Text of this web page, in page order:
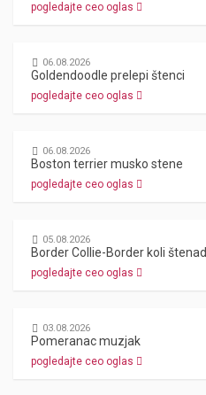
pogledajte ceo oglas
06.08.2026
Goldendoodle prelepi štenci
pogledajte ceo oglas
06.08.2026
Boston terrier musko stene
pogledajte ceo oglas
05.08.2026
Border Collie-Border koli štenad
pogledajte ceo oglas
03.08.2026
Pomeranac muzjak
pogledajte ceo oglas